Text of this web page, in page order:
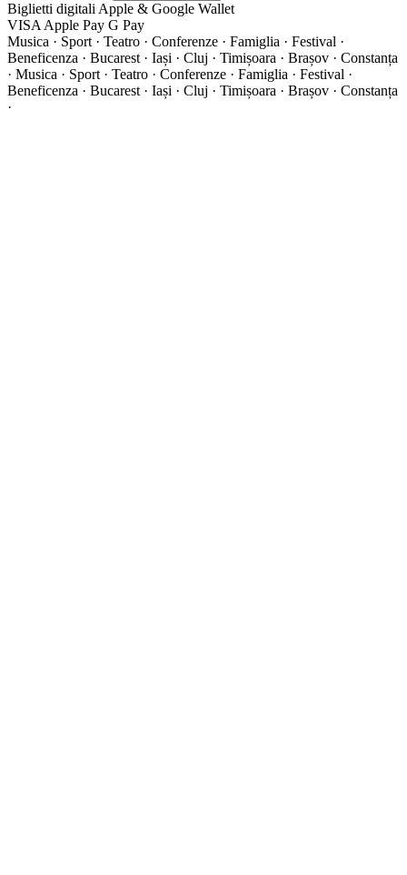
Biglietti digitali Apple & Google Wallet
VISA Apple Pay G Pay
Musica · Sport · Teatro · Conferenze · Famiglia · Festival ·
Beneficenza · Bucarest · Iași · Cluj · Timișoara · Brașov · Constanța
· Musica · Sport · Teatro · Conferenze · Famiglia · Festival ·
Beneficenza · Bucarest · Iași · Cluj · Timișoara · Brașov · Constanța
·